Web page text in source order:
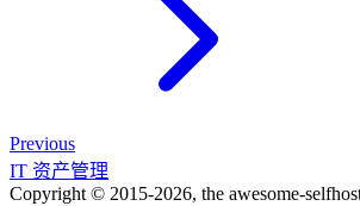
Previous
IT 资产管理
Copyright © 2015-2026, the awesome-